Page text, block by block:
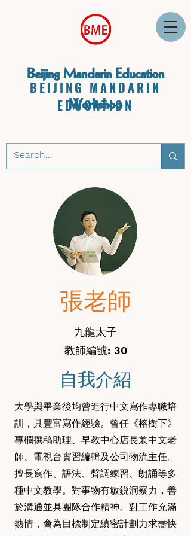
Beijing Mandarin Education
Workshop
BEIJING MANDARIN
EDUCATION
張老師
九龍太子
教師編號: 30
自我介紹
大學與畢業後均曾進行中文寫作專職培
訓，具豐富寫作經驗。曾任《榕樹下》
專欄撰稿助理、早教中心店長兼中文老
師、電視台實習編輯及公司物流主任。
擅長寫作、語法、聲調練習、朗誦等多
種中文教學。對事物有敏鋭洞察力，善
於溝通並具團隊合作精神。對工作充滿
熱情，會為目標制定縝密計劃力求盡快